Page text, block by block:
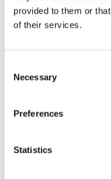
provided to them or
of their services.
Selection
Necessary
Preferences
Statistics
モンスターハンター モ